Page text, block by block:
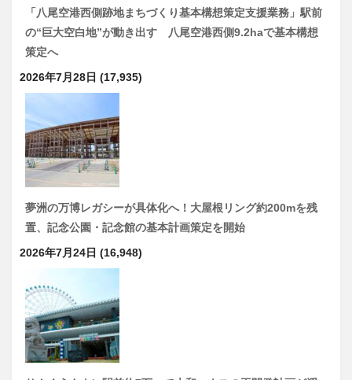
「八尾空港西側跡地まちづくり基本構想策定支援業務」駅前
の“巨大空白地”が動き出す 八尾空港西側9.2haで基本構想
策定へ
2026年7月28日 (17,935)
夢洲の万博レガシーが具体化へ！大屋根リング約200mを残
置、記念公園・記念館の基本計画策定を開始
2026年7月24日 (16,948)